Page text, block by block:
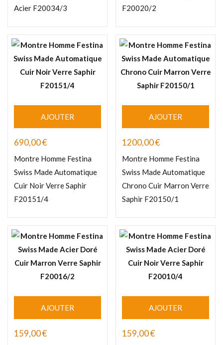
Acier F20034/3
F20020/2
AJOUTER
690,00€
Montre Homme Festina
Swiss Made Automatique
Cuir Noir Verre Saphir
F20151/4
AJOUTER
1200,00€
Montre Homme Festina
Swiss Made Automatique
Chrono Cuir Marron Verre
Saphir F20150/1
AJOUTER
159,00€
AJOUTER
159,00€